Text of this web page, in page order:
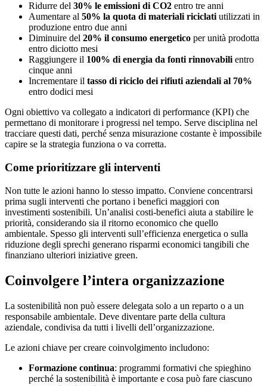
Ridurre del 30% le emissioni di CO2 entro tre anni
Aumentare al 50% la quota di materiali riciclati utilizzati in
produzione entro due anni
Diminuire del 20% il consumo energetico per unità prodotta
entro diciotto mesi
Raggiungere il 100% di energia da fonti rinnovabili entro
cinque anni
Incrementare il tasso di riciclo dei rifiuti aziendali al 70%
entro dodici mesi
Ogni obiettivo va collegato a indicatori di performance (KPI) che
permettano di monitorare i progressi nel tempo. Serve disciplina nel
tracciare questi dati, perché senza misurazione costante è impossibile
capire se la strategia funziona o va corretta.
Come prioritizzare gli interventi
Non tutte le azioni hanno lo stesso impatto. Conviene concentrarsi
prima sugli interventi che portano i benefici maggiori con
investimenti sostenibili. Un’analisi costi-benefici aiuta a stabilire le
priorità, considerando sia il ritorno economico che quello
ambientale. Spesso gli interventi sull’efficienza energetica o sulla
riduzione degli sprechi generano risparmi economici tangibili che
finanziano ulteriori iniziative green.
Coinvolgere l’intera organizzazione
La sostenibilità non può essere delegata solo a un reparto o a un
responsabile ambientale. Deve diventare parte della cultura
aziendale, condivisa da tutti i livelli dell’organizzazione.
Le azioni chiave per creare coinvolgimento includono:
Formazione continua: programmi formativi che spieghino
perché la sostenibilità è importante e cosa può fare ciascuno